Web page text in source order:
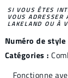
SI VOUS ÊTES
VOUS
LAKELAND OU À
Numéro de style
Catégories :
Fonctionne